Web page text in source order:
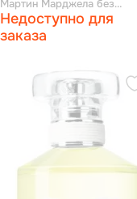
Мартин Марджела без
названия туалетная вода 50
мл
Недоступно для
заказа